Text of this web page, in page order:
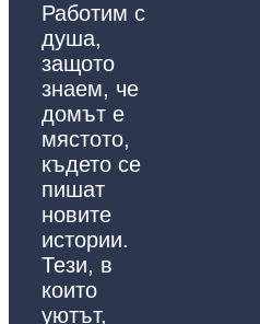
Работим с
душа,
защото
знаем, че
домът е
мястото,
където се
пишат
новите
истории.
Тези, в
които
уютът,